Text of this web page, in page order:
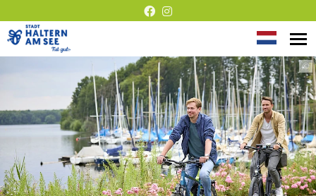
Presentatie
zonder
barrières
Taal
©